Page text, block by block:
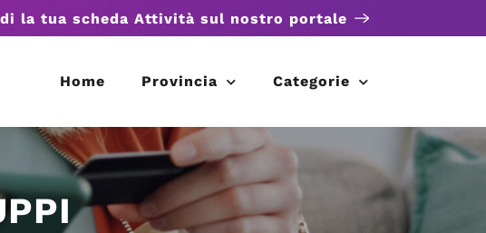
la tua scheda Attività sul nostro portale
Home Provincia Categorie